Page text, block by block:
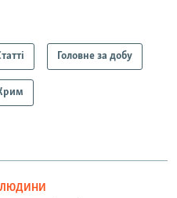
Головне за добу
ЛЮДИНИ